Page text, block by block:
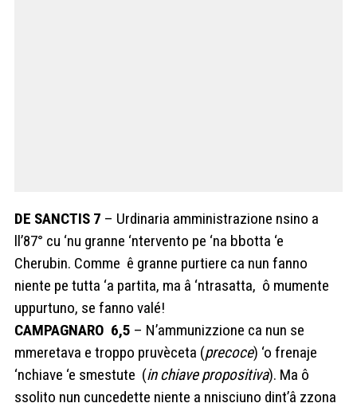
DE SANCTIS 7 – Urdinaria amministrazione nsino a
ll’87° cu ‘nu granne ‘ntervento pe ‘na bbotta ‘e
Cherubin. Comme ê granne purtiere ca nun fanno
niente pe tutta ‘a partita, ma â ‘ntrasatta, ô mumente
uppurtuno, se fanno valé!
CAMPAGNARO 6,5 – N’ammunizzione ca nun se
mmeretava e troppo pruvèceta (precoce) ‘o frenaje
‘nchiave ‘e smestute (in chiave propositiva). Ma ô
ssolito nun cuncedette niente a nnisciuno dint’â zzona